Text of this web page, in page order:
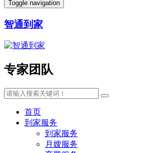
Toggle navigation
智通到家
专家团队
首页
到家服务
到家服务
月嫂服务